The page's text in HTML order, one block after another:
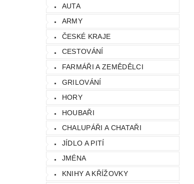
AUTA
ARMY
ČESKÉ KRAJE
CESTOVÁNÍ
FARMÁŘI A ZEMĚDĚLCI
GRILOVÁNÍ
HORY
HOUBAŘI
CHALUPÁŘI A CHATAŘI
JÍDLO A PITÍ
JMÉNA
KNIHY A KŘÍŽOVKY